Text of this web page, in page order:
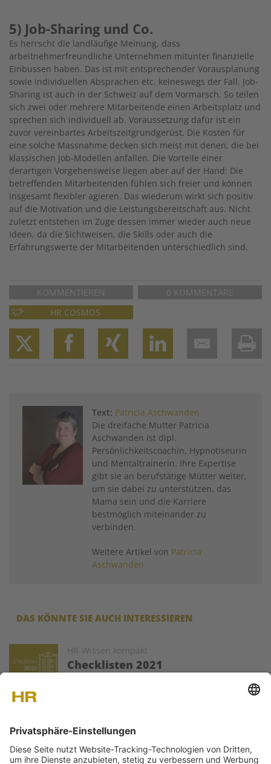
5) Job-Sharing und Co.
Es herrscht die landläufige Meinung, dass
arbeitnehmerfreundliche Unternehmen mitunter finanzielle
Einbussen haben. Das ist mit entsprechender Vorausplanung
sowie individuellen Absprachen etc. keineswegs der Fall. Job-
Sharing ist auch in der Schweiz auf dem Vormarsch. So teilen
sich zwei oder mehrere Mitarbeitende einen Arbeitsplatz und
sprechen sich individuell ab. Voraussetzung dafür ist ein
zuvor vereinbartes Arbeitszeitgrundgerüst. Die Kosten für
eine solche Massnahme decken sich meist mit denen, die bei
klassischen Job-Modellen anfallen. Die Vorteile einer
derartigen Vorgehensweise liegen aber auf der Hand: Die
betreffenden Mitarbeitenden fühlen sich freier und können
insgesamt flexibler agieren. Das wiederum wirkt sich positiv
auf die Motivation und die Leistungsbereitschaft aus. Nicht
zuletzt entstehen im Zuge dessen immer wieder auch neue
Ideen, da die Sichtweisen, die Skills oder auch die
Erfahrungswerte der Mitarbeitenden unterschiedlich sind.
KOMMENTIEREN
0 KOMMENTARE
HR COSMOS
TwitterFacebook
XINGLinkedIn
Email
Text: Patricia Aschwanden
Die dreifache Mutter Patricia
Aschwanden ist dipl.
Persönlichkeitscoachin, Hypnotiseurin
und Mentaltrainerin. Ihre Expertise
gibt sie an berufstätige Mütter weiter,
um sie dabei zu unterstützen, das
Mama sein und die Karriere
bestmöglich miteinander zu
verbinden.
Weitere Artikel von Patricia
Aschwanden
DAS KÖNNTE SIE AUCH INTERESSIEREN
HR-Wissen kompakt
Checklisten 2021
Fachartikel zu ausgewählten Problemstellungen
der HR-Welt. Die Texte werden von ausgewiesenen Experten